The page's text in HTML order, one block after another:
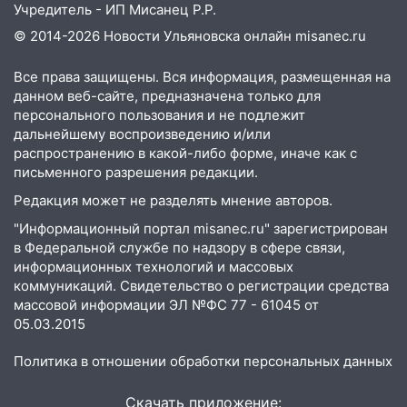
больницей
16:06 18-летняя девушка без прав
больницу
15:59 Ульяновец отдал более 14
миллионов рублей за криминальное
покровительство
летнего мопедиста
15:00 В Ульяновске после тройного ДТП
госпитализировали 25-летнего байкера
14:32 На Ульяновскую область
надвигается жара
Пешеход переходил по «зебре»:
подробности серьезной аварии на
Учредитель - ИП Мисанец Р.Р.
© 2014-2026 Новости Ульяновска онлайн misanec.ru
Все права защищены. Вся информация, размещенная на
данном веб-сайте, предназначена только для
персонального пользования и не подлежит
дальнейшему воспроизведению и/или
распространению в какой-либо форме, иначе как с
письменного разрешения редакции.
Редакция может не разделять мнение авторов.
"Информационный портал misanec.ru" зарегистрирован
в Федеральной службе по надзору в сфере связи,
информационных технологий и массовых
коммуникаций. Свидетельство о регистрации средства
массовой информации ЭЛ №ФС 77 - 61045 от
05.03.2015
Политика в отношении обработки персональных данных
Скачать приложение: